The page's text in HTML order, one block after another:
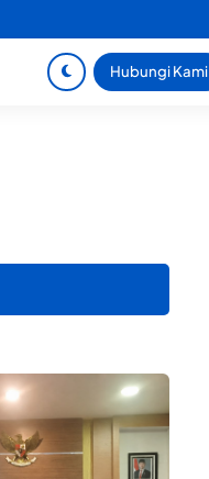
Hubungi Kami